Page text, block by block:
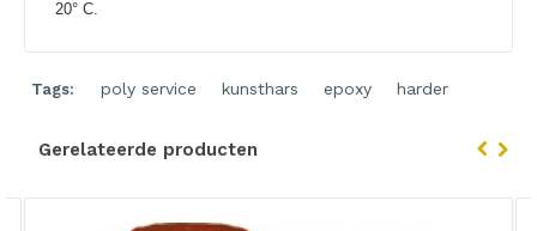
20° C.
Tags: poly service kunsthars epoxy harder
Gerelateerde producten